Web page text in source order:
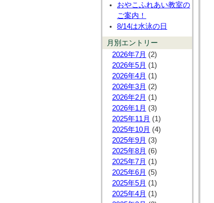
おやこふれあい教室の
ご案内！
8/14は水泳の日
月別エントリー
2026年7月 (2)
2026年5月 (1)
2026年4月 (1)
2026年3月 (2)
2026年2月 (1)
2026年1月 (3)
2025年11月 (1)
2025年10月 (4)
2025年9月 (3)
2025年8月 (6)
2025年7月 (1)
2025年6月 (5)
2025年5月 (1)
2025年4月 (1)